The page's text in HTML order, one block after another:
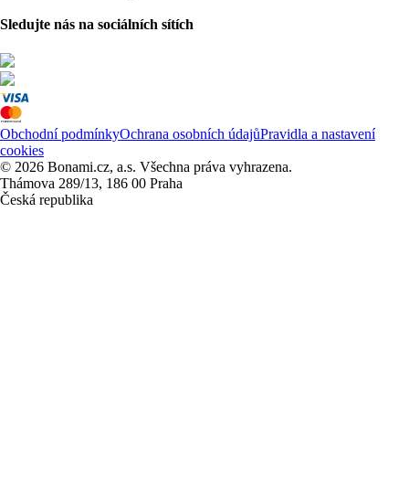
Sledujte nás na sociálních sítích
Obchodní podmínkyOchrana osobních údajůPravidla a nastavení
cookies
© 2026 Bonami.cz, a.s. Všechna práva vyhrazena.
Thámova 289/13, 186 00 Praha
Česká republika